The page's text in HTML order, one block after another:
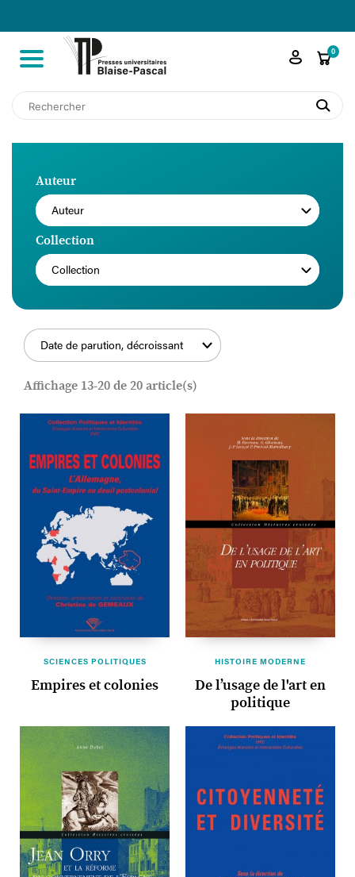
shopping_cart0

search
Auteur
Auteur
Collection
Collection
Date de parution, décroissant
Affichage 13-20 de 20 article(s)
SCIENCES POLITIQUES
Empires et colonies
HISTOIRE MODERNE
De l’usage de l'art en
politique